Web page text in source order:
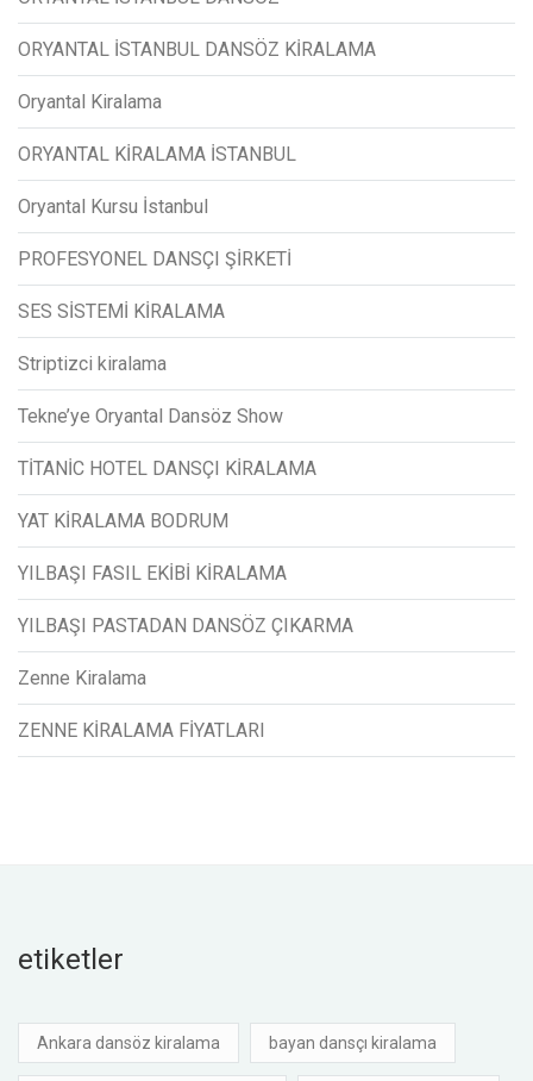
ORYANTAL İSTANBUL DANSÖZ KİRALAMA
Oryantal Kiralama
ORYANTAL KİRALAMA İSTANBUL
Oryantal Kursu İstanbul
PROFESYONEL DANSÇI ŞİRKETİ
SES SİSTEMİ KİRALAMA
Striptizci kiralama
Tekne’ye Oryantal Dansöz Show
TİTANİC HOTEL DANSÇI KİRALAMA
YAT KİRALAMA BODRUM
YILBAŞI FASIL EKİBİ KİRALAMA
YILBAŞI PASTADAN DANSÖZ ÇIKARMA
Zenne Kiralama
ZENNE KİRALAMA FİYATLARI
etiketler
Ankara dansöz kiralama bayan dansçı kiralama